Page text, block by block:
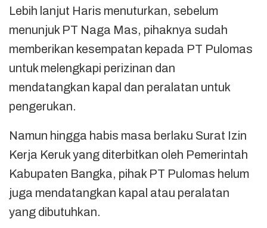
Lebih lanjut Haris menuturkan, sebelum
menunjuk PT Naga Mas, pihaknya sudah
memberikan kesempatan kepada PT Pulomas
untuk melengkapi perizinan dan
mendatangkan kapal dan peralatan untuk
pengerukan.
Namun hingga habis masa berlaku Surat Izin
Kerja Keruk yang diterbitkan oleh Pemerintah
Kabupaten Bangka, pihak PT Pulomas helum
juga mendatangkan kapal atau peralatan
yang dibutuhkan.